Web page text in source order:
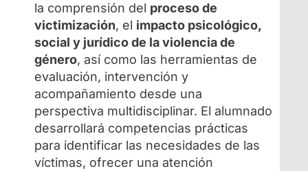
la comprensión del proceso de
victimización, el impacto psicológico,
social y jurídico de la violencia de
género, así como las herramientas de
evaluación, intervención y
acompañamiento desde una
perspectiva multidisciplinar. El alumnado
desarrollará competencias prácticas
para identificar las necesidades de las
víctimas, ofrecer una atención